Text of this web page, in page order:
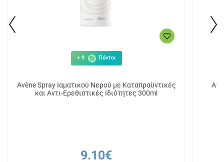
+ 9 Πόντοι
Avène Spray Ιαματικού Νερού με Καταπραϋντικές
και Αντι-Ερεθιστικές Ιδιότητες 300ml
9.10€